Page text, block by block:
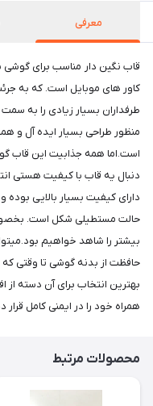
معرفی
قاب نگین دار مناسب برای گوشی
کاور های موبایل است. که به
طرفداران بسیار زیادی را به
منظور طراحی بسیار ایده آل و
است.اما همه جذابیت این قاب
دنبال یه قاب با کیفیت هستی
دارای کیفیت بسیار بالایی
بیشتر را شاهد خواهیم
حافظت از بدنه گوشی تا وقتی که
بهترین انتخاب برای آن دسته
همراه خود را در ایمنی کامل قرار
محصولات مرتبط